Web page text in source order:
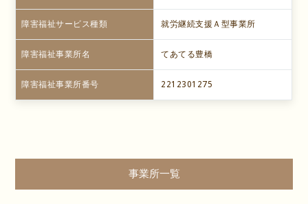
障害福祉サービス種類 就労継続支援Ａ型事業所
障害福祉事業所名 てあてる豊橋
障害福祉事業所番号 2212301275
事業所一覧